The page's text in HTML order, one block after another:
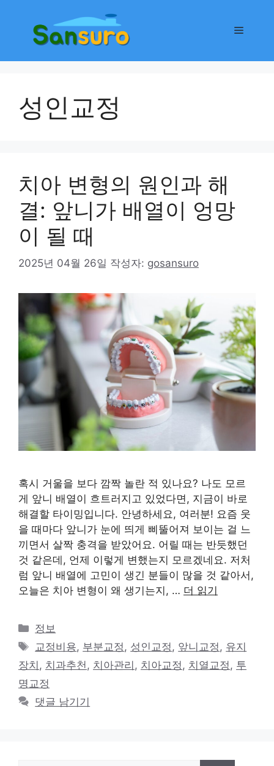
메
성인교정
치아 변형의 원인과 해
결: 앞니가 배열이 엉망
이 될 때
2025년 04월 26일 작성자: gosansuro
혹시 거울을 보다 깜짝 놀란 적 있나요? 나도 모르
게 앞니 배열이 흐트러지고 있었다면, 지금이 바로
해결할 타이밍입니다. 안녕하세요, 여러분! 요즘 웃
을 때마다 앞니가 눈에 띄게 삐뚤어져 보이는 걸 느
끼면서 살짝 충격을 받았어요. 어릴 때는 반듯했던
것 같은데, 언제 이렇게 변했는지 모르겠네요. 저처
럼 앞니 배열에 고민이 생긴 분들이 많을 것 같아서,
오늘은 치아 변형이 왜 생기는지, … 더 읽기
카
테
리
정보
태
그
교정비용, 부분교정, 성인교정, 앞니교정, 유지
장치 , 치과추천, 치아관리 , 치아교정, 치열교정, 투
명교정
댓글 남기기